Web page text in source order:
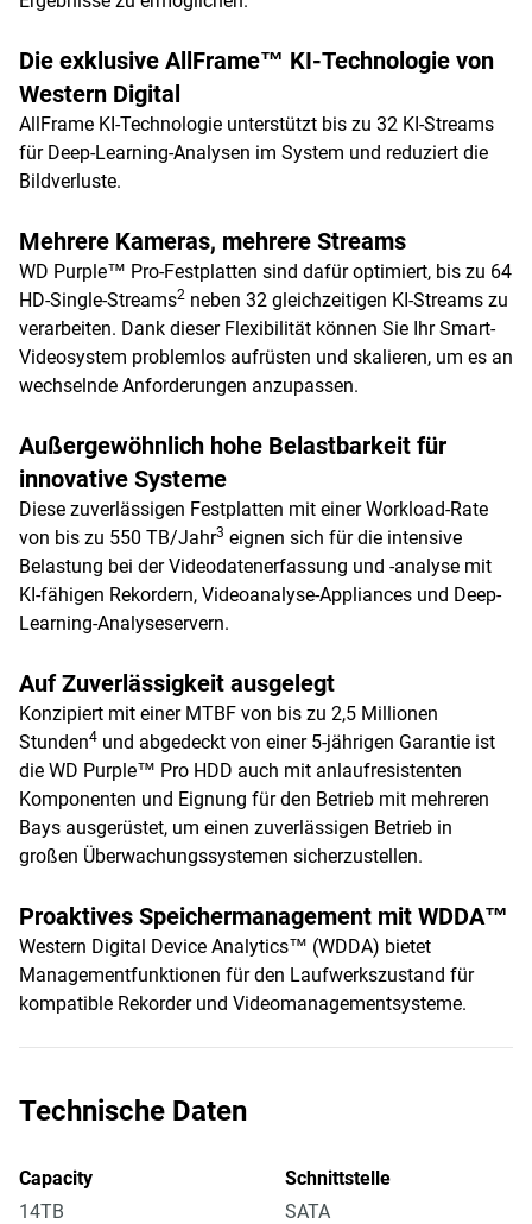
Die exklusive AllFrame™ KI-Technologie von
Western Digital
AllFrame KI-Technologie unterstützt bis zu 32 KI-Streams
für Deep-Learning-Analysen im System und reduziert die
Bildverluste.
Mehrere Kameras, mehrere Streams
WD Purple™ Pro-Festplatten sind dafür optimiert, bis zu 64
HD-Single-Streams2 neben 32 gleichzeitigen KI-Streams zu
verarbeiten. Dank dieser Flexibilität können Sie Ihr Smart-
Videosystem problemlos aufrüsten und skalieren, um es an
wechselnde Anforderungen anzupassen.
Außergewöhnlich hohe Belastbarkeit für
innovative Systeme
Diese zuverlässigen Festplatten mit einer Workload-Rate
von bis zu 550 TB/Jahr3 eignen sich für die intensive
Belastung bei der Videodatenerfassung und -analyse mit
KI-fähigen Rekordern, Videoanalyse-Appliances und Deep-
Learning-Analyseservern.
Auf Zuverlässigkeit ausgelegt
Konzipiert mit einer MTBF von bis zu 2,5 Millionen
Stunden4 und abgedeckt von einer 5-jährigen Garantie ist
die WD Purple™ Pro HDD auch mit anlaufresistenten
Komponenten und Eignung für den Betrieb mit mehreren
Bays ausgerüstet, um einen zuverlässigen Betrieb in
großen Überwachungssystemen sicherzustellen.
Proaktives Speichermanagement mit WDDA™
Western Digital Device Analytics™ (WDDA) bietet
Managementfunktionen für den Laufwerkszustand für
kompatible Rekorder und Videomanagementsysteme.
Technische Daten
Capacity
14TB
Schnittstelle
SATA